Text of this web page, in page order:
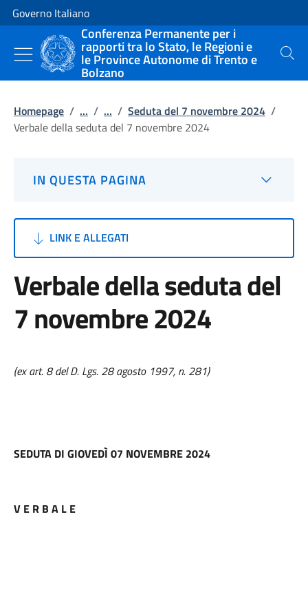
Vai al contenuto
Vai alla navigazione del sito
Governo Italiano
Conferenza Permanente per i
rapporti tra lo Stato, le Regioni e
le Province Autonome di Trento e
Bolzano
Cerca
Homepage / ... / ... / Seduta del 7 novembre 2024 /
Verbale della seduta del 7 novembre 2024
IN QUESTA PAGINA
LINK E ALLEGATI
Verbale della seduta del
7 novembre 2024
(ex art. 8 del D. Lgs. 28 agosto 1997, n. 281)
SEDUTA DI GIOVEDÌ 07 NOVEMBRE 2024
V E R B A L E